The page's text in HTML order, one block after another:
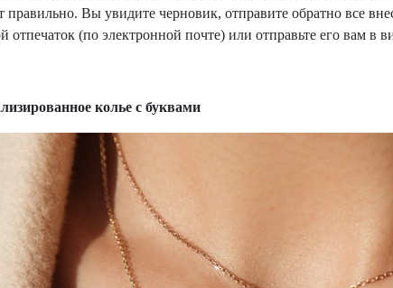
правильно. Вы увидите черновик, отправите обратно все
отпечаток (по электронной почте) или отправьте его вам в
колье с буквами